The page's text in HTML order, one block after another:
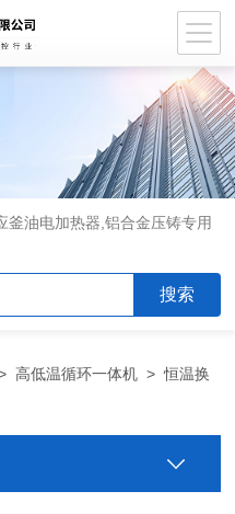
釜油电加热器,铝合金压铸专用
高低温循环一体机 >恒温换